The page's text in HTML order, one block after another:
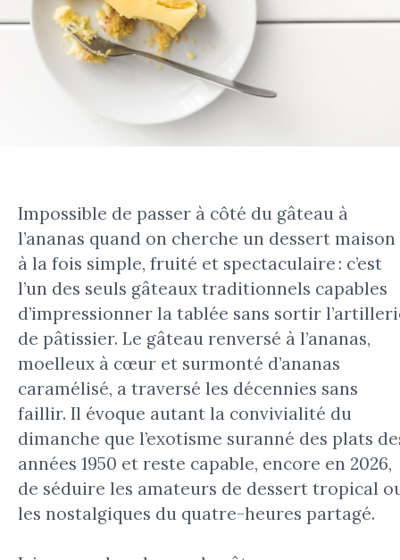
Impossible de passer à côté du gâteau à
l’ananas quand on cherche un dessert maison
à la fois simple, fruité et spectaculaire : c’est
l’un des seuls gâteaux traditionnels capables
d’impressionner la tablée sans sortir
de pâtissier. Le gâteau renversé à l’ananas,
moelleux à cœur et surmonté d’ananas
caramélisé, a traversé les décennies sans
faillir. Il évoque autant la convivialité du
dimanche que l’exotisme suranné des plats
années 1950 et reste capable, encore en 2026,
de séduire les amateurs de dessert tropical
les nostalgiques du quatre-heures partagé.